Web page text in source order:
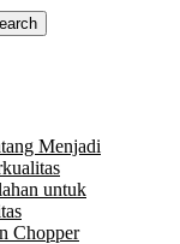
Menjadi
untuk
Chopper